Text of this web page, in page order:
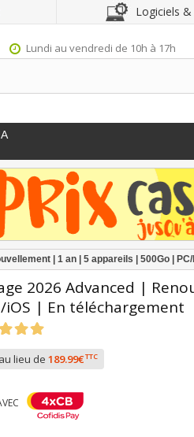
Logiciels &
Lundi au vendredi de 10h à 17h
| 1 an | 5 appareils | 500Go |
2026 Advanced |
iOS | En téléchargement
au lieu de189.99€TTC